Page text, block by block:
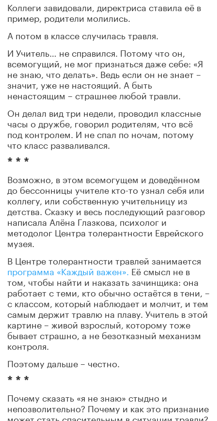
Коллеги завидовали, директриса ставила её в
пример, родители молились.
А потом в классе случилась травля.
И Учитель… не справился. Потому что он,
всемогущий, не мог признаться даже себе: «Я
не знаю, что делать». Ведь если он не знает –
значит, уже не настоящий. А быть
ненастоящим – страшнее любой травли.
Он делал вид три недели, проводил классные
часы о дружбе, говорил родителям, что всё
под контролем. И не спал по ночам, потому
что класс разваливался.
* * *
Возможно, в этом всемогущем и доведённом
до бессонницы учителе кто-то узнал себя или
коллегу, или собственную учительницу из
детства. Сказку и весь последующий разговор
написала Алёна Глазкова, психолог и
методолог Центра толерантности Еврейского
музея.
В Центре толерантности травлей занимается
программа «Каждый важен». Её смысл не в
том, чтобы найти и наказать зачинщика: она
работает с теми, кто обычно остаётся в тени, –
с классом, который наблюдает и молчит, и тем
самым держит травлю на плаву. Учитель в этой
картине – живой взрослый, которому тоже
бывает страшно, а не безотказный механизм
контроля.
Поэтому дальше – честно.
* * *
Почему сказать «я не знаю» стыдно и
непозволительно? Почему и как это признание
может стать спасительным в ситуации травли?